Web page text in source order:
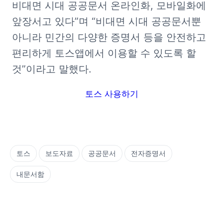
비대면 시대 공공문서 온라인화, 모바일화에
앞장서고 있다”며 “비대면 시대 공공문서뿐
아니라 민간의 다양한 증명서 등을 안전하고
편리하게 토스앱에서 이용할 수 있도록 할
것”이라고 말했다.
토스 사용하기
토스 보도자료 공공문서 전자증명서
내문서함